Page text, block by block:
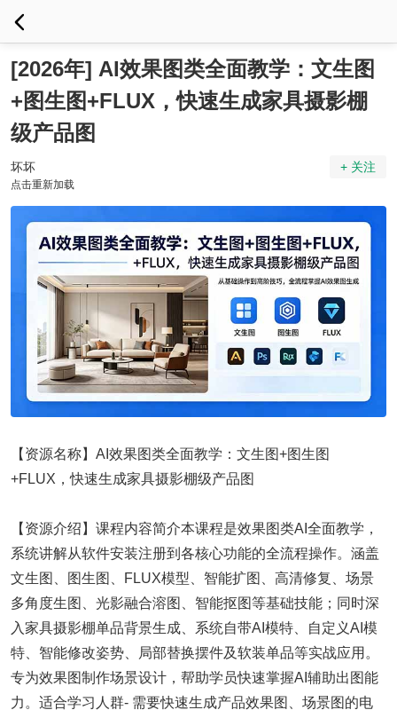
[2026年] AI效果图类全面教学：文生图
+图生图+FLUX，快速生成家具摄影棚
级产品图
坏坏
点击重新加载
+ 关注
【资源名称】AI效果图类全面教学：文生图+图生图
+FLUX，快速生成家具摄影棚级产品图
【资源介绍】课程内容简介本课程是效果图类AI全面教学，
系统讲解从软件安装注册到各核心功能的全流程操作。涵盖
文生图、图生图、FLUX模型、智能扩图、高清修复、场景
多角度生图、光影融合溶图、智能抠图等基础技能；同时深
入家具摄影棚单品背景生成、系统自带AI模特、自定义AI模
特、智能修改姿势、局部替换摆件及软装单品等实战应用。
专为效果图制作场景设计，帮助学员快速掌握AI辅助出图能
力。适合学习人群- 需要快速生成产品效果图、场景图的电